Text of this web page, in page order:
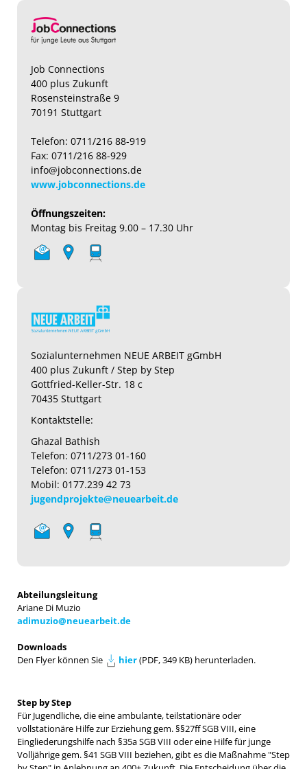
Job Connections
400 plus Zukunft
Rosensteinstraße 9
70191 Stuttgart
Telefon: 0711/216 88-919
Fax: 0711/216 88-929
info@jobconnections.de
www.jobconnections.de
Öffnungszeiten:
Montag bis Freitag 9.00 – 17.30 Uhr
Sozialunternehmen NEUE ARBEIT gGmbH
400 plus Zukunft / Step by Step
Gottfried-Keller-Str. 18 c
70435 Stuttgart
Kontaktstelle:
Ghazal Bathish
Telefon: 0711/273 01-160
Telefon: 0711/273 01-153
Mobil: 0177.239 42 73
jugendprojekte@neuearbeit.de
Abteilungsleitung
Ariane Di Muzio
adimuzio@neuearbeit.de
Downloads
Den Flyer können Sie
hier(PDF, 349 KB) herunterladen.
Step by Step
Für Jugendliche, die eine ambulante, teilstationäre oder
vollstationäre Hilfe zur Erziehung gem. §§27ff SGB VIII, eine
Eingliederungshilfe nach §35a SGB VIII oder eine Hilfe für junge
Volljährige gem. §41 SGB VIII beziehen, gibt es die Maßnahme "Step